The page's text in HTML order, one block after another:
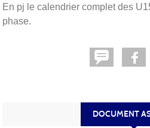
En pj le calendrier complet des
phase.
DOCUMENT